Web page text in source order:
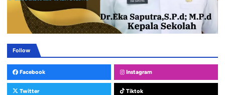
Follow
Facebook Instagram
Twitter Tiktok